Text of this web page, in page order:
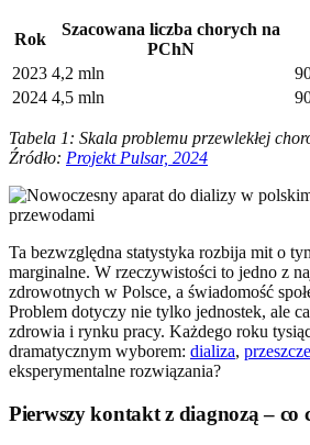
Rok
Szacowana liczba chorych na
PChN
2023 4,2 mln
2024 4,5 mln
Tabela 1: Skala problemu przewlekłej
Źródło: Projekt Pulsar, 2024
Ta bezwzględna statystyka rozbija mit o
marginalne. W rzeczywistości to jedno z
zdrowotnych w Polsce, a świadomość
Problem dotyczy nie tylko jednostek, ale
zdrowia i rynku pracy. Każdego roku
dramatycznym wyborem: dializa,
eksperymentalne rozwiązania?
Pierwszy kontakt z diagnozą – co